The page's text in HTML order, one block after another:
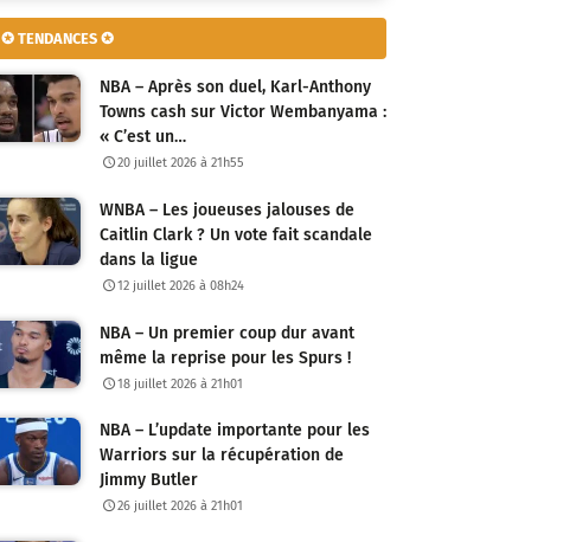
✪ TENDANCES ✪
NBA – Après son duel, Karl-Anthony
Towns cash sur Victor Wembanyama :
« C’est un…
20 juillet 2026 à 21h55
WNBA – Les joueuses jalouses de
Caitlin Clark ? Un vote fait scandale
dans la ligue
12 juillet 2026 à 08h24
NBA – Un premier coup dur avant
même la reprise pour les Spurs !
18 juillet 2026 à 21h01
NBA – L’update importante pour les
Warriors sur la récupération de
Jimmy Butler
26 juillet 2026 à 21h01